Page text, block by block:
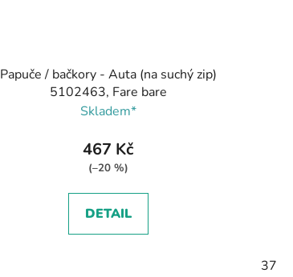
Papuče / bačkory - Auta (na suchý zip)
5102463, Fare bare
Skladem*
467 Kč
(–20 %)
DETAIL
37